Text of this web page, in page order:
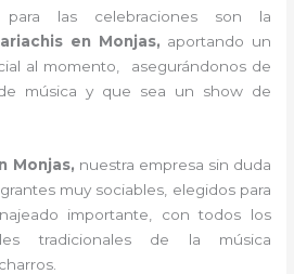
las celebraciones son la
en Monjas, aportando un
al momento, asegurándonos de
música y que sea un show de
Monjas, nuestra empresa sin duda
muy sociables, elegidos para
importante, con todos los
tradicionales de la música